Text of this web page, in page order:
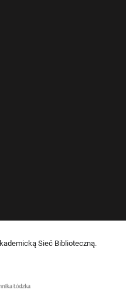
Sieć Biblioteczną.